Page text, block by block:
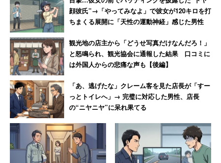
ちょっとキレイに盛りつけると気分もアガりますよね！
バナナを5mmくらいの薄さにスライスして、ガラスのグ
ラスに貼り付けます（薄切りの方が貼り付けやすいで
す）。そしてヨーグルトを入れます。
顔彼氏”→「やってみなよ」で彼女が120キロを打
ちまくる展開に「天性の運動神経」感じた男性
観光地の店主から「どうせ写真だけなんだろ！」
と怒鳴られ、観光協会に通報した結果 口コミに
は外国人からの悲痛な声も【後編】
「あ、逃げたな」クレーム客を見た店長が「すー
っとトイレへ」→ 完璧に対応した男性、店長
の“ニヤニヤ”に呆れ果てる